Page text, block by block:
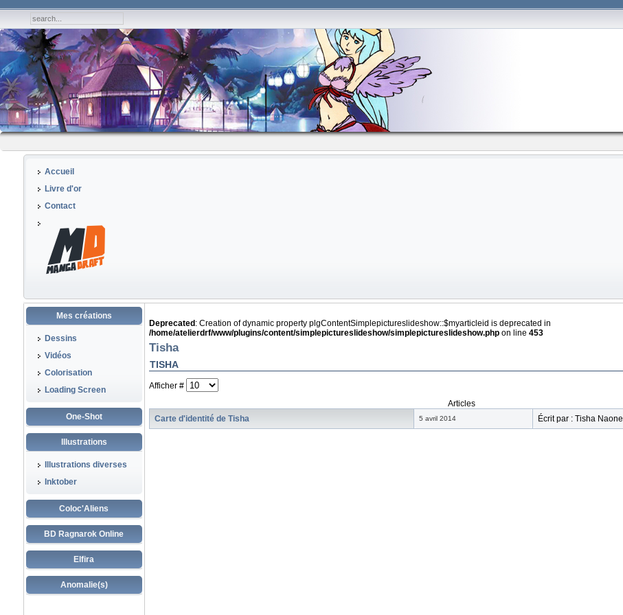
Accueil
Livre d'or
Contact
Mes créations
Dessins
Vidéos
Colorisation
Loading Screen
One-Shot
Illustrations
Illustrations diverses
Inktober
Coloc'Aliens
BD Ragnarok Online
Elfira
Anomalie(s)
Deprecated : Creation of dynamic property plgContentSimplepictureslideshow::$myarticleid is deprecated in
/home/atelierdrf/www/plugins/content/simplepictureslideshow/simplepictureslideshow.phpon line 453
Tisha
TISHA
Afficher #
Articles
Carte d'identité de Tisha
5 avril 2014 Écrit par : Tisha Naone